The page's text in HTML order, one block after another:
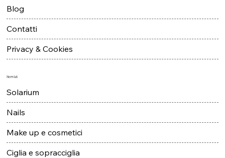
Blog
Contatti
Privacy & Cookies
Servizi
Solarium
Nails
Make up e cosmetici
Ciglia e sopracciglia